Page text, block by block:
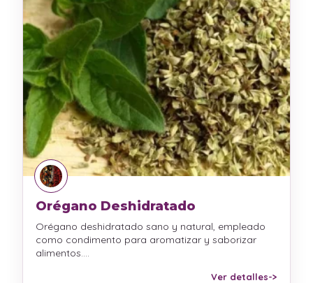
Orégano Deshidratado
Orégano deshidratado sano y natural, empleado
como condimento para aromatizar y saborizar
alimentos.…
Ver detalles->